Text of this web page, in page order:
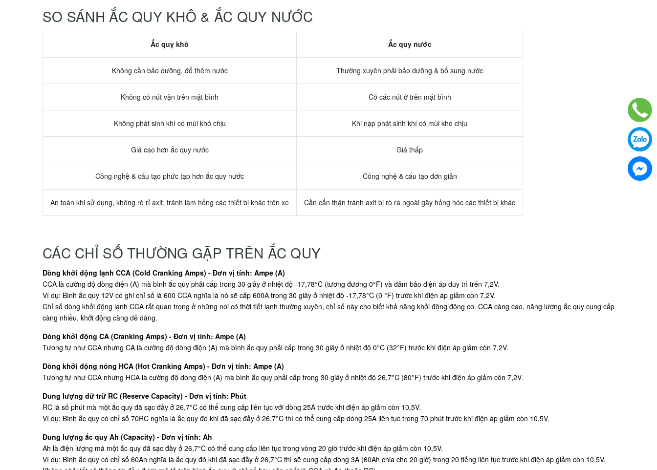
SO SÁNH ẮC QUY KHÔ & ẮC QUY NƯỚC
Ắc quy khô Ắc quy nước
Không cần bảo dưỡng, đổ thêm nước Thường xuyên phải bảo dưỡng & bổ sung nước
Không có nút vặn trên mặt bình Có các nút ở trên mặt bình
Không phát sinh khí có mùi khó chịu Khi nạp phát sinh khí có mùi khó chịu
Giá cao hơn ắc quy nước Giá thấp
Công nghệ & cấu tạo phức tạp hơn ắc quy nước Công nghệ & cấu tạo đơn giản
An toàn khi sử dụng, không rò rỉ axit, tránh làm hỏng các thiết bị khác trên xe Cần cẩn thận tránh axit bị rò ra ngoài gây hỏng hóc các thiết bị khác
CÁC CHỈ SỐ THƯỜNG GẶP TRÊN ẮC QUY
Dòng khởi động lạnh CCA (Cold Cranking Amps) - Đơn vị tính: Ampe (A)
CCA là cường độ dòng điện (A) mà bình ắc quy phải cấp trong 30 giây ở nhiệt độ -17,78°C (tương đương 0°F) và đảm bảo điện áp duy trì trên 7,2V.
Ví dụ: Bình ắc quy 12V có ghi chỉ số là 600 CCA nghĩa là nó sẽ cấp 600A trong 30 giây ở nhiệt độ -17,78°C (0 °F) trước khi điện áp giảm còn 7,2V.
Chỉ số dòng khởi động lạnh CCA rất quan trọng ở những nơi có thời tiết lạnh thường xuyên, chỉ số này cho biết khả năng khởi động động cơ. CCA càng cao, năng lượng ắc quy cung cấp
càng nhiều, khởi động càng dễ dàng.
Dòng khởi động CA (Cranking Amps) - Đơn vị tính: Ampe (A)
Tương tự như CCA nhưng CA là cường độ dòng điện (A) mà bình ắc quy phải cấp trong 30 giây ở nhiệt độ 0°C (32°F) trước khi điện áp giảm còn 7,2V.
Dòng khởi động nóng HCA (Hot Cranking Amps) - Đơn vị tính: Ampe (A)
Tương tự như CCA nhưng HCA là cường độ dòng điện (A) mà bình ắc quy phải cấp trong 30 giây ở nhiệt độ 26,7°C (80°F) trước khi điện áp giảm còn 7,2V.
Dung lượng dữ trữ RC (Reserve Capacity) - Đơn vị tính: Phút
RC là số phút mà một ắc quy đã sạc đầy ở 26,7°C có thể cung cấp liên tục với dòng 25A trước khi điện áp giảm còn 10,5V.
Ví dụ: Bình ắc quy có chỉ số 70RC nghĩa là ắc quy đó khi đã sạc đầy ở 26,7°C thì có thể cung cấp dòng 25A liên tục trong 70 phút trước khi điện áp giảm còn 10,5V.
Dung lượng ắc quy Ah (Capacity) - Đơn vị tính: Ah
Ah là điện lượng mà một ắc quy đã sạc đầy ở 26,7°C có thể cung cấp liên tục trong vòng 20 giờ trước khi điện áp giảm còn 10,5V.
Ví dụ: Bình ắc quy có chỉ số 60Ah nghĩa là ắc quy đó khi đã sạc đầy ở 26,7°C thì sẽ cung cấp dòng 3A (60Ah chia cho 20 giờ) trong 20 tiếng liên tục trước khi điện áp giảm còn 10,5V.